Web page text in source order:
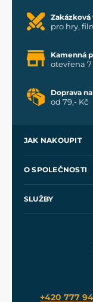
Zakázková
pro hry,
Kamenná
otevřena
Doprava
od 79,- Kč
JAK NAKOUPIT
Velkoobchod
O SPOLEČNOSTI
SLUŽBY
Meče pro
+420 777